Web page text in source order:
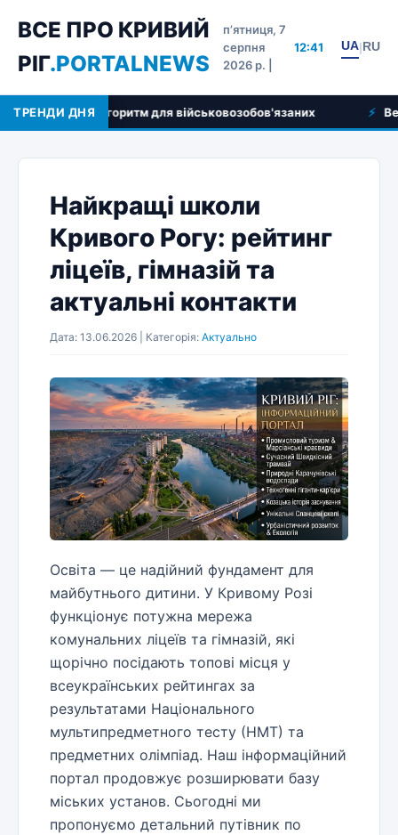
ВСЕ ПРО КРИВИЙ
РІГ.PORTALNEWS
пʼятниця, 7
серпня
2026 р. |
12:41 UA|RU
ТРЕНДИ ДНЯ
алгоритм для військовозобов'язаних
Найкращі школи
Кривого Рогу: рейтинг
ліцеїв, гімназій та
актуальні контакти
Дата: 13.06.2026 | Категорія: Актуально
Освіта — це надійний фундамент для
майбутнього дитини. У Кривому Розі
функціонує потужна мережа
комунальних ліцеїв та гімназій, які
щорічно посідають топові місця у
всеукраїнських рейтингах за
результатами Національного
мультипредметного тесту (НМТ) та
предметних олімпіад. Наш інформаційний
портал продовжує розширювати базу
міських установ. Сьогодні ми
пропонуємо детальний путівник по